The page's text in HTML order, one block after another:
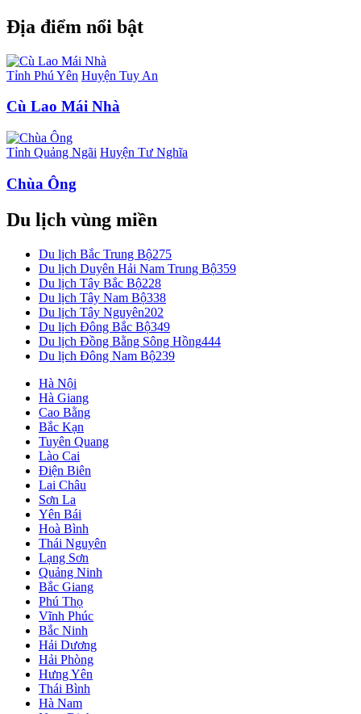
Địa điểm nổi bật
Tỉnh Phú Yên Huyện Tuy An
Cù Lao Mái Nhà
Tỉnh Quảng Ngãi Huyện Tư Nghĩa
Chùa Ông
Du lịch vùng miền
Du lịch Bắc Trung Bộ275
Du lịch Duyên Hải Nam Trung Bộ359
Du lịch Tây Bắc Bộ228
Du lịch Tây Nam Bộ338
Du lịch Tây Nguyên202
Du lịch Đông Bắc Bộ349
Du lịch Đồng Bằng Sông Hồng444
Du lịch Đông Nam Bộ239
Hà Nội
Hà Giang
Cao Bằng
Bắc Kạn
Tuyên Quang
Lào Cai
Điện Biên
Lai Châu
Sơn La
Yên Bái
Hoà Bình
Thái Nguyên
Lạng Sơn
Quảng Ninh
Bắc Giang
Phú Thọ
Vĩnh Phúc
Bắc Ninh
Hải Dương
Hải Phòng
Hưng Yên
Thái Bình
Hà Nam